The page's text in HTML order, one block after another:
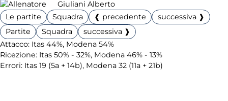
Giuliani Alberto
Le partite
Squadra ❰ precedente
successiva ❱
Partite
Squadra
successiva ❱
Attacco: Itas 44%, Modena 54%
Ricezione: Itas 50% - 32%, Modena 46% - 13%
Errori: Itas 19 (5a + 14b), Modena 32 (11a + 21b)